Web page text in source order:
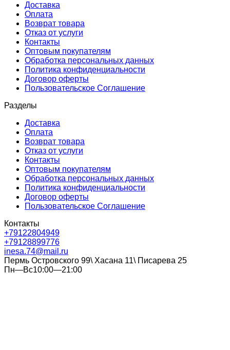
Доставка
Оплата
Возврат товара
Отказ от услуги
Контакты
Оптовым покупателям
Обработка персональных данных
Политика конфиденциальности
Договор оферты
Пользовательское Соглашение
Разделы
Доставка
Оплата
Возврат товара
Отказ от услуги
Контакты
Оптовым покупателям
Обработка персональных данных
Политика конфиденциальности
Договор оферты
Пользовательское Соглашение
Контакты
+79122804949
+79128899776
inesa.74@mail.ru
Пермь Островского 99\ Хасана 11\ Писарева 25
Пн—Вс10:00—21:00